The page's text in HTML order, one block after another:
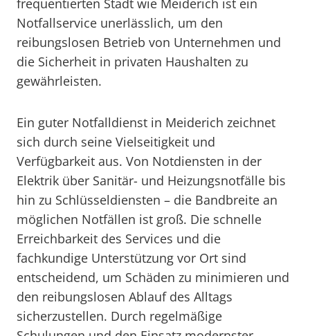
frequentierten Stadt wie Meiderich ist ein
Notfallservice unerlässlich, um den
reibungslosen Betrieb von Unternehmen und
die Sicherheit in privaten Haushalten zu
gewährleisten.
Ein guter Notfalldienst in Meiderich zeichnet
sich durch seine Vielseitigkeit und
Verfügbarkeit aus. Von Notdiensten in der
Elektrik über Sanitär- und Heizungsnotfälle bis
hin zu Schlüsseldiensten – die Bandbreite an
möglichen Notfällen ist groß. Die schnelle
Erreichbarkeit des Services und die
fachkundige Unterstützung vor Ort sind
entscheidend, um Schäden zu minimieren und
den reibungslosen Ablauf des Alltags
sicherzustellen. Durch regelmäßige